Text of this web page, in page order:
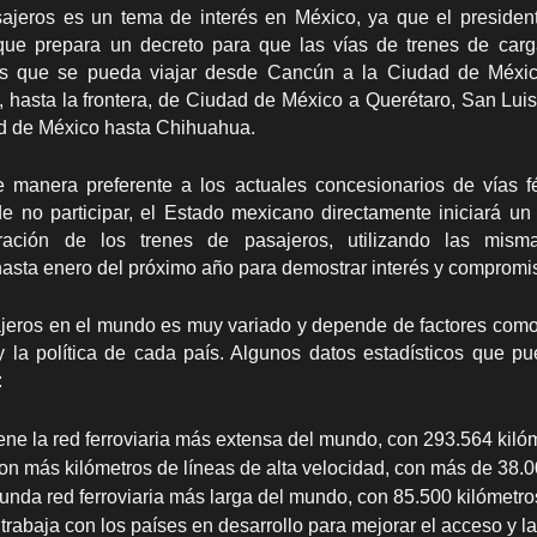
es un tema de interés en México, ya que el
prepara un decreto para que las vías de trenes de
que se pueda viajar desde Cancún a la Ciudad de
la frontera, de Ciudad de México a Querétaro, San
de México hasta Chihuahua.
manera preferente a los actuales concesionarios de vías
no participar, el Estado mexicano directamente iniciará
de los trenes de pasajeros, utilizando las
enero del próximo año para demostrar interés y
en el mundo es muy variado y depende de factores
la política de cada país. Algunos datos estadísticos que
la red ferroviaria más extensa del mundo, con 293.564
más kilómetros de líneas de alta velocidad, con más de
red ferroviaria más larga del mundo, con 85.500
con los países en desarrollo para mejorar el acceso y